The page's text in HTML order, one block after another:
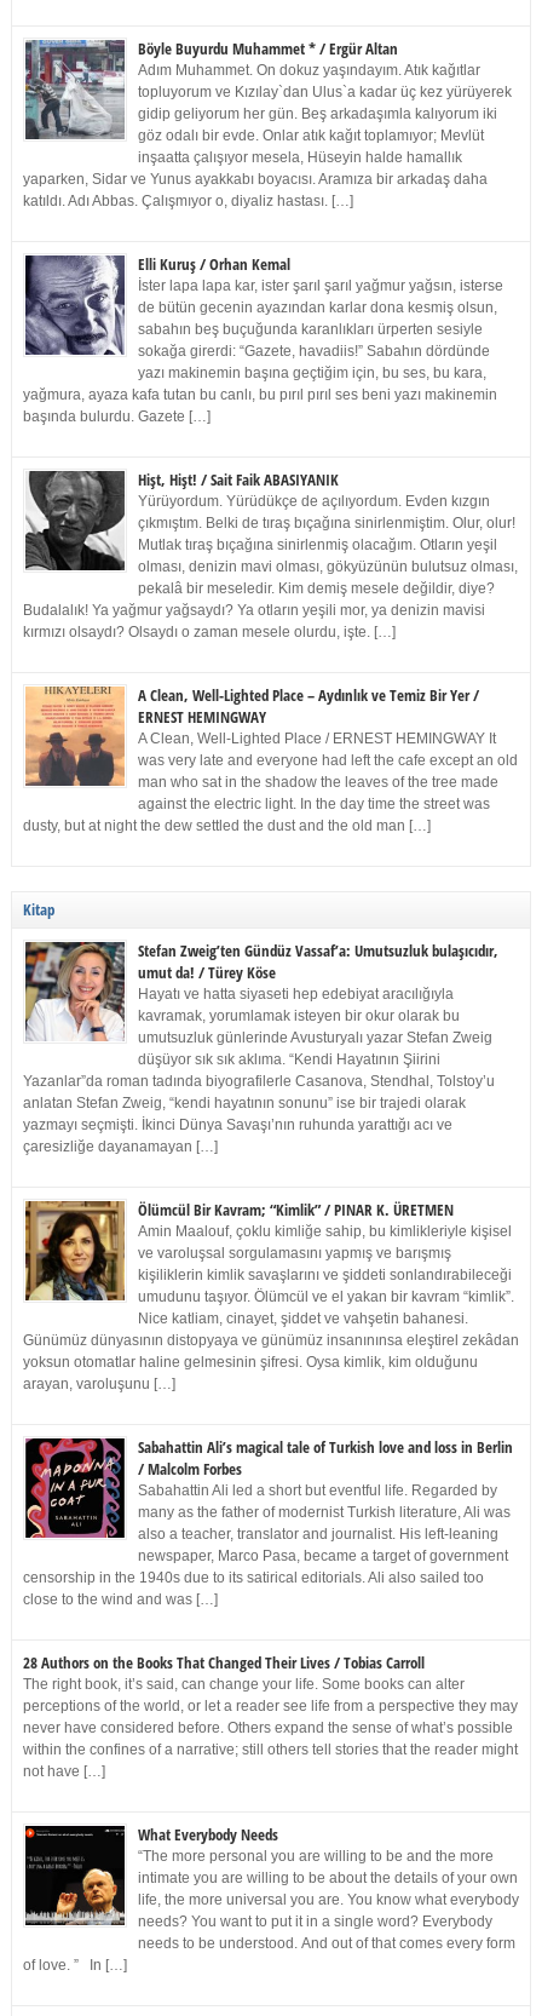
Böyle Buyurdu Muhammet * / Ergür Altan
Adım Muhammet. On dokuz yaşındayım. Atık kağıtlar
topluyorum ve Kızılay`dan Ulus`a kadar üç kez yürüyerek
gidip geliyorum her gün. Beş arkadaşımla kalıyorum iki
göz odalı bir evde. Onlar atık kağıt toplamıyor; Mevlüt
inşaatta çalışıyor mesela, Hüseyin halde hamallık
yaparken, Sidar ve Yunus ayakkabı boyacısı. Aramıza bir arkadaş daha
katıldı. Adı Abbas. Çalışmıyor o, diyaliz hastası. […]
Elli Kuruş / Orhan Kemal
İster lapa lapa kar, ister şarıl şarıl yağmur yağsın, isterse
de bütün gecenin ayazından karlar dona kesmiş olsun,
sabahın beş buçuğunda karanlıkları ürperten sesiyle
sokağa girerdi: “Gazete, havadiis!” Sabahın dördünde
yazı makinemin başına geçtiğim için, bu ses, bu kara,
yağmura, ayaza kafa tutan bu canlı, bu pırıl pırıl ses beni yazı makinemin
başında bulurdu. Gazete […]
Hişt, Hişt! / Sait Faik ABASIYANIK
Yürüyordum. Yürüdükçe de açılıyordum. Evden kızgın
çıkmıştım. Belki de tıraş bıçağına sinirlenmiştim. Olur, olur!
Mutlak tıraş bıçağına sinirlenmiş olacağım. Otların yeşil
olması, denizin mavi olması, gökyüzünün bulutsuz olması,
pekalâ bir meseledir. Kim demiş mesele değildir, diye?
Budalalık! Ya yağmur yağsaydı? Ya otların yeşili mor, ya denizin mavisi
kırmızı olsaydı? Olsaydı o zaman mesele olurdu, işte. […]
A Clean, Well-Lighted Place – Aydınlık ve Temiz Bir Yer /
ERNEST HEMINGWAY
A Clean, Well-Lighted Place / ERNEST HEMINGWAY It
was very late and everyone had left the cafe except an old
man who sat in the shadow the leaves of the tree made
against the electric light. In the day time the street was
dusty, but at night the dew settled the dust and the old man […]
Kitap
Stefan Zweig’ten Gündüz Vassaf’a: Umutsuzluk bulaşıcıdır,
umut da! / Türey Köse
Hayatı ve hatta siyaseti hep edebiyat aracılığıyla
kavramak, yorumlamak isteyen bir okur olarak bu
umutsuzluk günlerinde Avusturyalı yazar Stefan Zweig
düşüyor sık sık aklıma. “Kendi Hayatının Şiirini
Yazanlar”da roman tadında biyografilerle Casanova, Stendhal, Tolstoy’u
anlatan Stefan Zweig, “kendi hayatının sonunu” ise bir trajedi olarak
yazmayı seçmişti. İkinci Dünya Savaşı’nın ruhunda yarattığı acı ve
çaresizliğe dayanamayan […]
Ölümcül Bir Kavram; “Kimlik” / PINAR K. ÜRETMEN
Amin Maalouf, çoklu kimliğe sahip, bu kimlikleriyle kişisel
ve varoluşsal sorgulamasını yapmış ve barışmış
kişiliklerin kimlik savaşlarını ve şiddeti sonlandırabileceği
umudunu taşıyor. Ölümcül ve el yakan bir kavram “kimlik”.
Nice katliam, cinayet, şiddet ve vahşetin bahanesi.
Günümüz dünyasının distopyaya ve günümüz insanınınsa eleştirel zekâdan
yoksun otomatlar haline gelmesinin şifresi. Oysa kimlik, kim olduğunu
arayan, varoluşunu […]
Sabahattin Ali’s magical tale of Turkish love and loss in Berlin
/ Malcolm Forbes
Sabahattin Ali led a short but eventful life. Regarded by
many as the father of modernist Turkish literature, Ali was
also a teacher, translator and journalist. His left-leaning
newspaper, Marco Pasa, became a target of government
censorship in the 1940s due to its satirical editorials. Ali also sailed too
close to the wind and was […]
28 Authors on the Books That Changed Their Lives / Tobias Carroll
The right book, it’s said, can change your life. Some books can alter
perceptions of the world, or let a reader see life from a perspective they may
never have considered before. Others expand the sense of what’s possible
within the confines of a narrative; still others tell stories that the reader might
not have […]
What Everybody Needs
“The more personal you are willing to be and the more
intimate you are willing to be about the details of your own
life, the more universal you are. You know what everybody
needs? You want to put it in a single word? Everybody
needs to be understood. And out of that comes every form
of love. ” In […]